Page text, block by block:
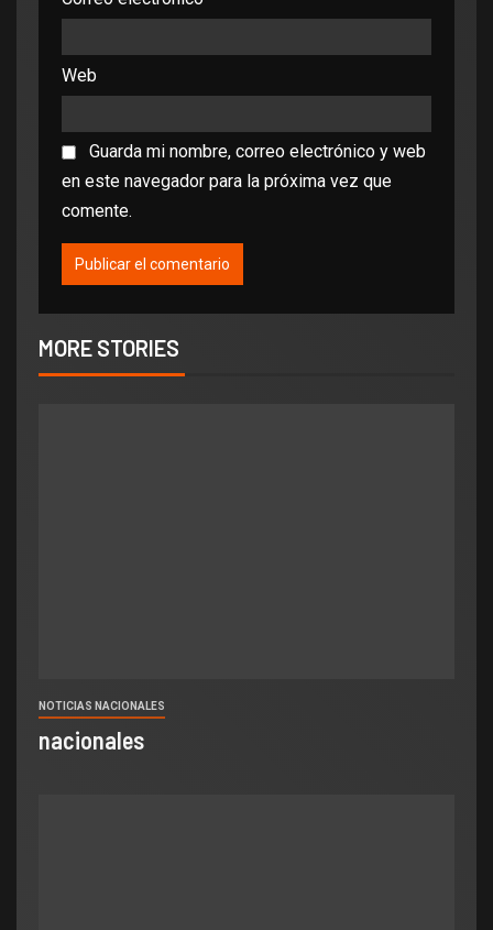
Web
Guarda mi nombre, correo electrónico y web
en este navegador para la próxima vez que
comente.
MORE STORIES
NOTICIAS NACIONALES
nacionales